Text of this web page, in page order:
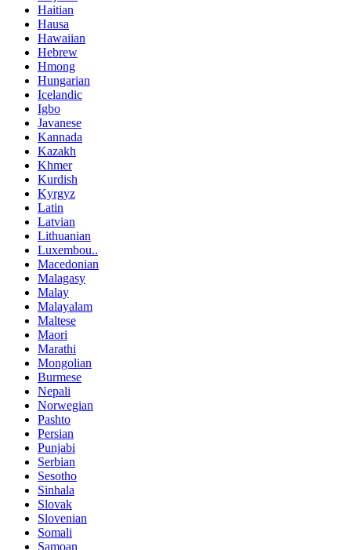
Haitian
Hausa
Hawaiian
Hebrew
Hmong
Hungarian
Icelandic
Igbo
Javanese
Kannada
Kazakh
Khmer
Kurdish
Kyrgyz
Latin
Latvian
Lithuanian
Luxembou..
Macedonian
Malagasy
Malay
Malayalam
Maltese
Maori
Marathi
Mongolian
Burmese
Nepali
Norwegian
Pashto
Persian
Punjabi
Serbian
Sesotho
Sinhala
Slovak
Slovenian
Somali
Samoan